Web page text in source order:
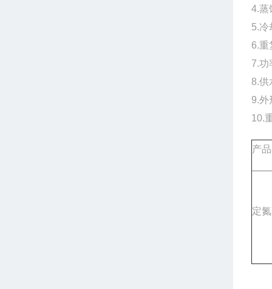
4.蒸
5.冷
6.重
7.功
8.供
9.外
10.
产
定